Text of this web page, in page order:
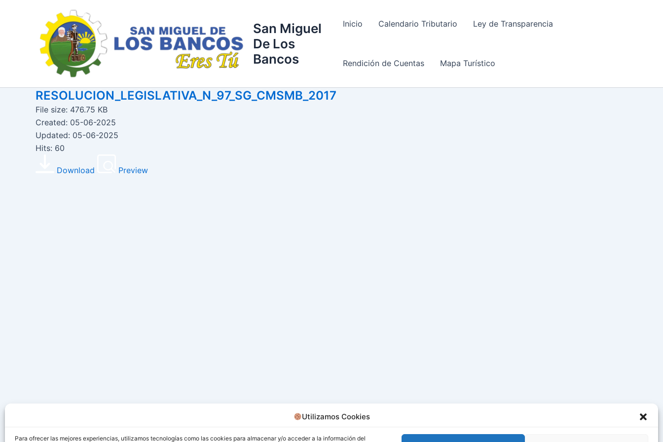
Utilizamos Cookies
Para ofrecer las mejores experiencias, utilizamos tecnologías como las cookies para almacenar y/o acceder a la información del
San Miguel
De Los
Bancos
Inicio Calendario Tributario Ley de Transparencia
Rendición de Cuentas Mapa Turístico
RESOLUCION_LEGISLATIVA_N_97_SG_CMSMB_2017
File size: 476.75 KB
Created: 05-06-2025
Updated: 05-06-2025
Hits: 60
Download Preview